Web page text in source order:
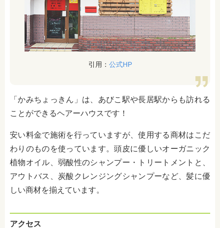
引用： 公式HP
「かみちょっきん」は、あびこ駅や長居駅からも訪れる
ことができるヘアーハウスです！
安い料金で施術を行っていますが、使用する商材はこだ
わりのものを使っています。頭皮に優しいオーガニック
植物オイル、弱酸性のシャンプー・トリートメントと、
アウトバス、炭酸クレンジングシャンプーなど、髪に優
しい商材を揃えています。
アクセス